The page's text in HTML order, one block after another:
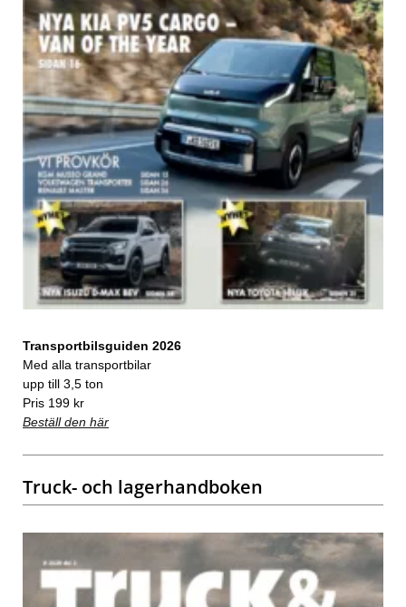
Transportbilsguiden 2026
Med alla transportbilar
upp till 3,5 ton
Pris 199 kr
Beställ den här
Truck- och lagerhandboken